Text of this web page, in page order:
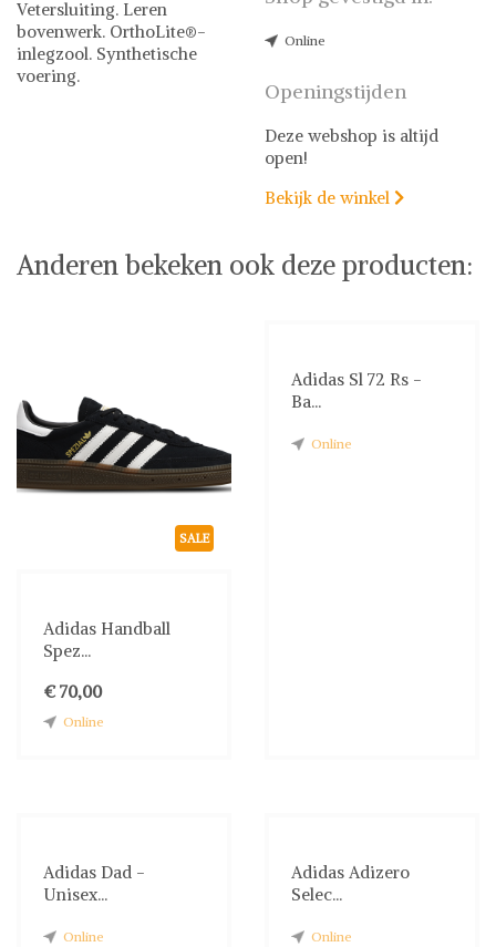
Vetersluiting. Leren
bovenwerk. OrthoLite®-
inlegzool. Synthetische
voering.
shoppen. Beoordeelde
Online
Openingstijden
Deze webshop is altijd
open!
Bekijk de winkel 
Anderen bekeken ook deze producten:
SALE
Adidas Handball
Spez...
€ 70,00
Online
Adidas Sl 72 Rs -
Ba...
Online
Adidas Dad -
Unisex...
Online
Adidas Adizero
Selec...
Online